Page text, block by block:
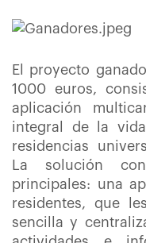
El proyecto
1000 euros,
aplicación
integral de la
residencias
La solución
principales: una
residentes, que
sencilla y